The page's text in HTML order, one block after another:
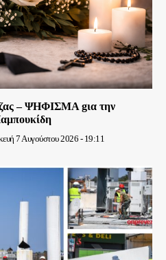
– ΨΗΦΙΣΜΑ gια την
7 Αυγούστου 2026 - 19:11